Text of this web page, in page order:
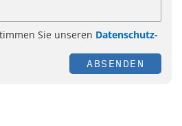
Sie unseren Datenschutz-
ABSENDEN